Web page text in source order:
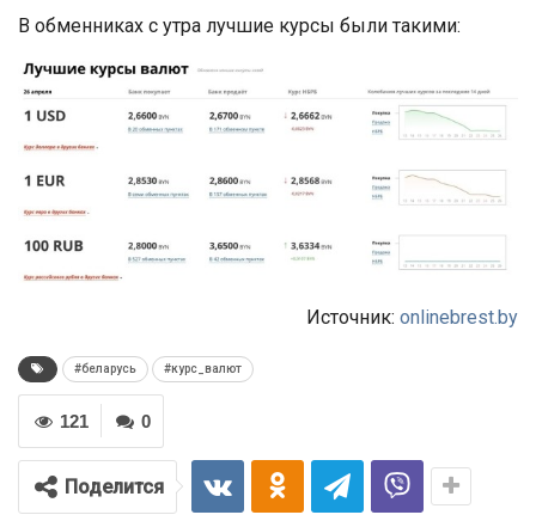
В обменниках с утра лучшие курсы были такими:
Источник: onlinebrest.by
#беларусь #курс_валют
0
121
Поделится